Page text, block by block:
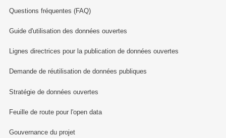
Questions fréquentes (FAQ)
Guide d'utilisation des données ouvertes
Lignes directrices pour la publication de données ouvertes
Demande de réutilisation de données publiques
Stratégie de données ouvertes
Feuille de route pour l'open data
Gouvernance du projet